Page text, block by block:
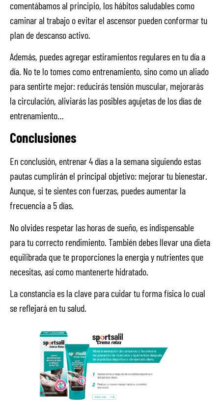
comentábamos al principio, los hábitos saludables como
caminar al trabajo o evitar el ascensor pueden conformar tu
plan de descanso activo.
Además, puedes agregar estiramientos regulares en tu día a
día. No te lo tomes como entrenamiento, sino como un aliado
para sentirte mejor: reducirás tensión muscular, mejorarás
la circulación, aliviarás las posibles agujetas de los días de
entrenamiento…
Conclusiones
En conclusión, entrenar 4 días a la semana siguiendo estas
pautas cumplirán el principal objetivo: mejorar tu bienestar.
Aunque, si te sientes con fuerzas, puedes aumentar la
frecuencia a 5 días.
No olvides respetar las horas de sueño, es indispensable
para tu correcto rendimiento. También debes llevar una dieta
equilibrada que te proporciones la energía y nutrientes que
necesitas, así como mantenerte hidratado.
La constancia es la clave para cuidar tu forma física lo cual
se reflejará en tu salud.